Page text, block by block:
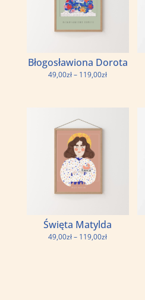
Błogosławiona Dorota
49,00zł– 119,00złZakres
Święta Matylda
49,00zł– 119,00złZakres